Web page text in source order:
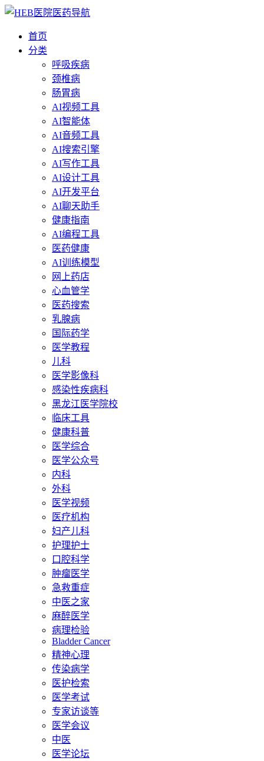
首页
分类
呼吸疾病
颈椎病
肠胃病
AI视频工具
AI智能体
AI音频工具
AI搜索引擎
AI写作工具
AI设计工具
AI开发平台
AI聊天助手
健康指南
AI编程工具
医药健康
AI训练模型
网上药店
心血管学
医药搜索
乳腺病
国际药学
医学教程
儿科
医学影像科
感染性疾病科
黑龙江医学院校
临床工具
健康科普
医学综合
医学公众号
内科
外科
医学视频
医疗机构
妇产儿科
护理护士
口腔科学
肿瘤医学
急救重症
中医之家
麻醉医学
病理检验
Bladder Cancer
精神心理
传染病学
医护检索
医学考试
专家访谈等
医学会议
中医
医学论坛